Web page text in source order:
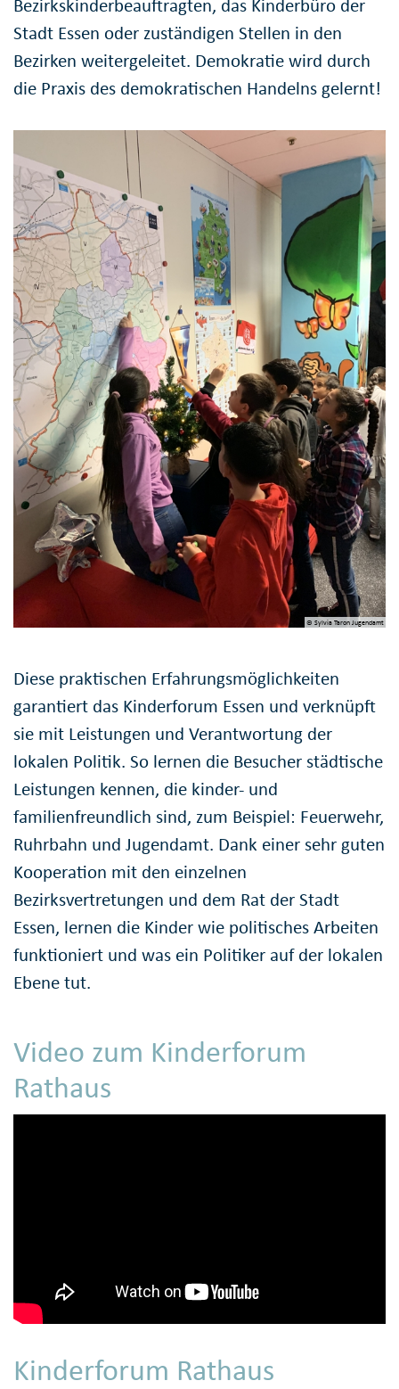
Bezirkskinderbeauftragten, das Kinderbüro der
Stadt Essen oder zuständigen Stellen in den
Bezirken weitergeleitet. Demokratie wird durch
die Praxis des demokratischen Handelns gelernt!
© Sylvia Taron Jugendamt
Diese praktischen Erfahrungsmöglichkeiten
garantiert das Kinderforum Essen und verknüpft
sie mit Leistungen und Verantwortung der
lokalen Politik. So lernen die Besucher städtische
Leistungen kennen, die kinder- und
familienfreundlich sind, zum Beispiel: Feuerwehr,
Ruhrbahn und Jugendamt. Dank einer sehr guten
Kooperation mit den einzelnen
Bezirksvertretungen und dem Rat der Stadt
Essen, lernen die Kinder wie politisches Arbeiten
funktioniert und was ein Politiker auf der lokalen
Ebene tut.
Video zum Kinderforum
Rathaus
Kinderforum Rathaus